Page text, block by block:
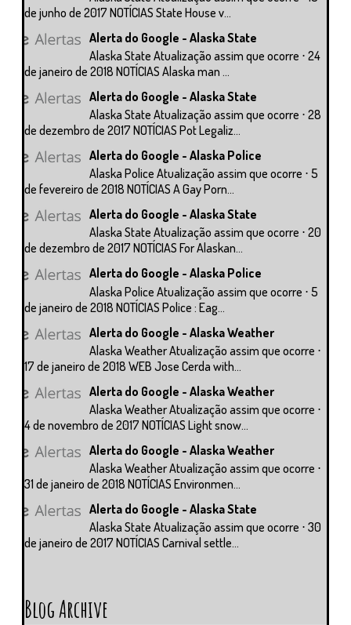
de junho de 2017 NOTÍCIAS State House v...
Alerta do Google - Alaska State
Alaska State Atualização assim que ocorre ⋅ 24
de janeiro de 2018 NOTÍCIAS Alaska man ...
Alerta do Google - Alaska State
Alaska State Atualização assim que ocorre ⋅ 28
de dezembro de 2017 NOTÍCIAS Pot Legaliz...
Alerta do Google - Alaska Police
Alaska Police Atualização assim que ocorre ⋅ 5
de fevereiro de 2018 NOTÍCIAS A Gay Porn...
Alerta do Google - Alaska State
Alaska State Atualização assim que ocorre ⋅ 20
de dezembro de 2017 NOTÍCIAS For Alaskan...
Alerta do Google - Alaska Police
Alaska Police Atualização assim que ocorre ⋅ 5
de janeiro de 2018 NOTÍCIAS Police : Eag...
Alerta do Google - Alaska Weather
Alaska Weather Atualização assim que ocorre ⋅
17 de janeiro de 2018 WEB Jose Cerda with...
Alerta do Google - Alaska Weather
Alaska Weather Atualização assim que ocorre ⋅
4 de novembro de 2017 NOTÍCIAS Light snow...
Alerta do Google - Alaska Weather
Alaska Weather Atualização assim que ocorre ⋅
31 de janeiro de 2018 NOTÍCIAS Environmen...
Alerta do Google - Alaska State
Alaska State Atualização assim que ocorre ⋅ 30
de janeiro de 2017 NOTÍCIAS Carnival settle...
Blog Archive